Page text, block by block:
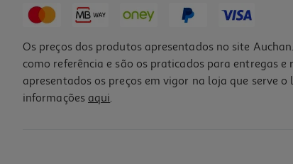
Os preços dos produtos apresentados no site
como referência e são os praticados para entregas
apresentados os preços em vigor na loja que serve
informações aqui.